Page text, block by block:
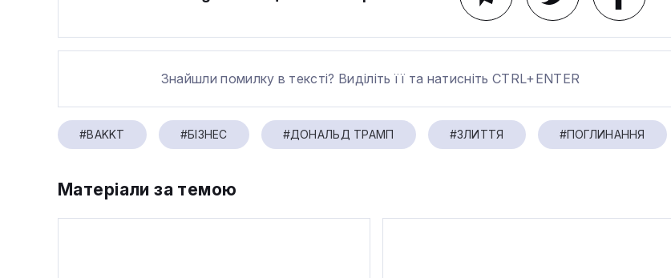
Знайшли помилку в тексті? Виділіть її та натисніть CTRL+ENTER
#BAKKT #БІЗНЕС #ДОНАЛЬД ТРАМП #ЗЛИТТЯ #ПОГЛИНАННЯ
Матеріали за темою